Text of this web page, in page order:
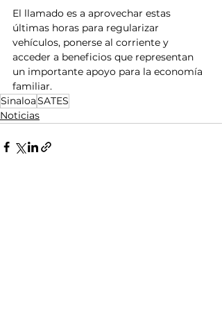
El llamado es a aprovechar estas
últimas horas para regularizar
vehículos, ponerse al corriente y
acceder a beneficios que representan
un importante apoyo para la economía
familiar.
SinaloaSATES
Noticias